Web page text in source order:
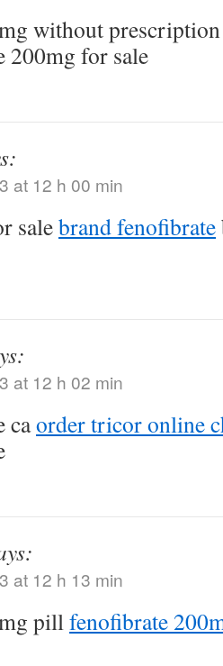
without
200mg for sale
at 12 h 00 min
salebrand fenofibrate
at 12 h 02 min
caorder tricor online
at 12 h 13 min
pillfenofibrate